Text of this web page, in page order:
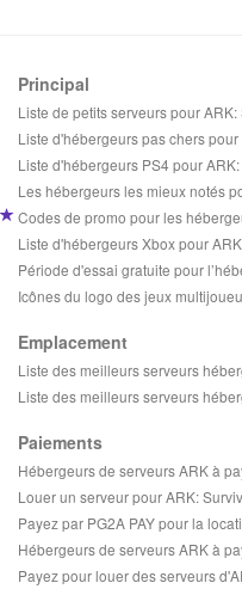
Principal
Liste de petits serveurs pour
Liste d'hébergeurs pas chers
Liste d'hébergeurs PS4 pour
Les hébergeurs les mieux notés
Codes de promo pour les
Liste d'hébergeurs Xbox pour
Période d'essai gratuite pour
Icônes du logo des jeux
Emplacement
Liste des meilleurs serveurs
Liste des meilleurs serveurs
Paiements
Hébergeurs de serveurs ARK à
Louer un serveur pour ARK:
Payez par PG2A PAY pour la
Hébergeurs de serveurs ARK à
Payez pour louer des serveurs